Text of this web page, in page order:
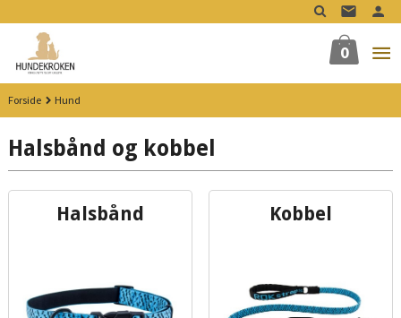
til
innholdet
0
Forside Hund
Halsbånd og kobbel
Halsbånd Kobbel